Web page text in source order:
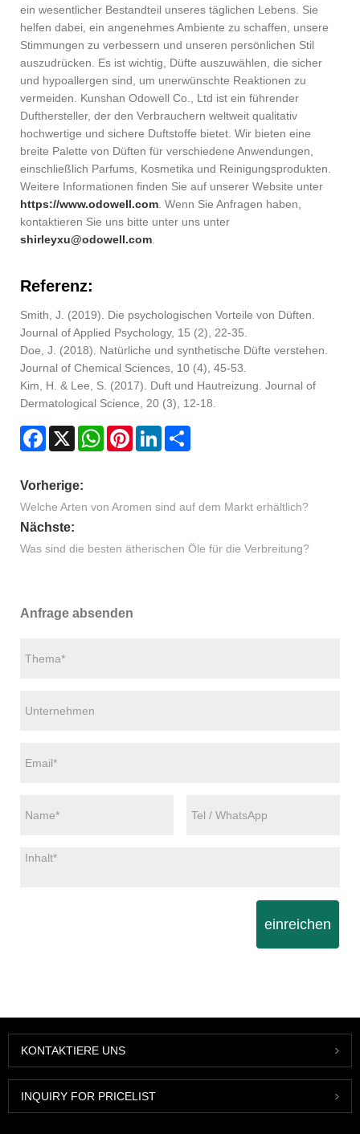
ein wesentlicher Bestandteil unseres täglichen Lebens. Sie
helfen dabei, ein angenehmes Ambiente zu schaffen, unsere
Stimmungen zu verbessern und unseren persönlichen Stil
auszudrücken. Es ist wichtig, Düfte auszuwählen, die sicher
und hypoallergen sind, um unerwünschte Reaktionen zu
vermeiden. Kunshan Odowell Co., Ltd ist ein führender
Dufthersteller, der den Verbrauchern weltweit qualitativ
hochwertige und sichere Duftstoffe bietet. Wir bieten eine
breite Palette von Düften für verschiedene Anwendungen,
einschließlich Parfums, Kosmetika und Reinigungsprodukten.
Weitere Informationen finden Sie auf unserer Website unter
https://www.odowell.com. Wenn Sie Anfragen haben,
kontaktieren Sie uns bitte unter uns unter
shirleyxu@odowell.com.
Referenz:
Smith, J. (2019). Die psychologischen Vorteile von Düften.
Journal of Applied Psychology, 15 (2), 22-35.
Doe, J. (2018). Natürliche und synthetische Düfte verstehen.
Journal of Chemical Sciences, 10 (4), 45-53.
Kim, H. & Lee, S. (2017). Duft und Hautreizung. Journal of
Dermatological Science, 20 (3), 12-18.
Facebook
X WhatsAppPinterestLinkedIn
Vorherige:
Welche Arten von Aromen sind auf dem Markt erhältlich?
Nächste:
Was sind die besten ätherischen Öle für die Verbreitung?
Anfrage absenden
einreichen
KONTAKTIERE UNS
INQUIRY FOR PRICELIST